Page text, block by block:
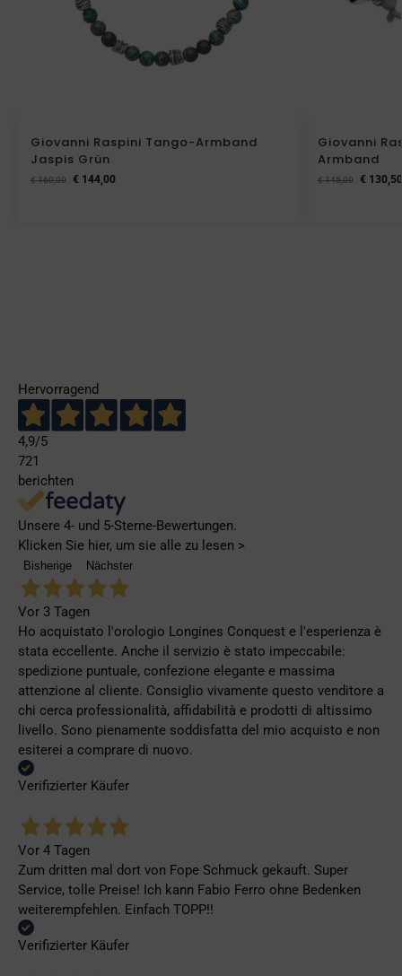
Giovanni Raspini Tango-Armband
Jaspis Grün
€160,00 € 144,00
Giovanni
Armband
€145,00 € 130,50
Hervorragend
4,9/5
721
berichten
Unsere 4- und 5-Sterne-Bewertungen.
Klicken Sie hier, um sie alle zu lesen >
Bisherige Nächster
Vor 3 Tagen
Ho acquistato l'orologio Longines Conquest e l'esperienza è
stata eccellente. Anche il servizio è stato impeccabile:
spedizione puntuale, confezione elegante e massima
attenzione al cliente. Consiglio vivamente questo venditore a
chi cerca professionalità, affidabilità e prodotti di altissimo
livello. Sono pienamente soddisfatta del mio acquisto e non
esiterei a comprare di nuovo.
Verifizierter Käufer
Vor 4 Tagen
Zum dritten mal dort von Fope Schmuck gekauft. Super
Service, tolle Preise! Ich kann Fabio Ferro ohne Bedenken
weiterempfehlen. Einfach TOPP!!
Verifizierter Käufer